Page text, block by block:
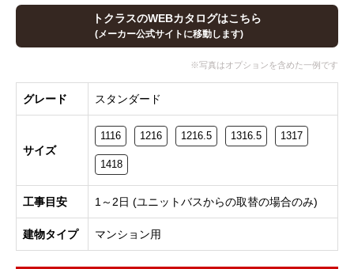
トクラスのWEBカタログはこちら
(メーカー公式サイトに移動します)
グレード スタンダード
サイズ
1116 1216 1216.5 1316.5 1317
1418
工事目安 1～2日 (ユニットバスからの取替の場合のみ)
建物タイプ マンション用